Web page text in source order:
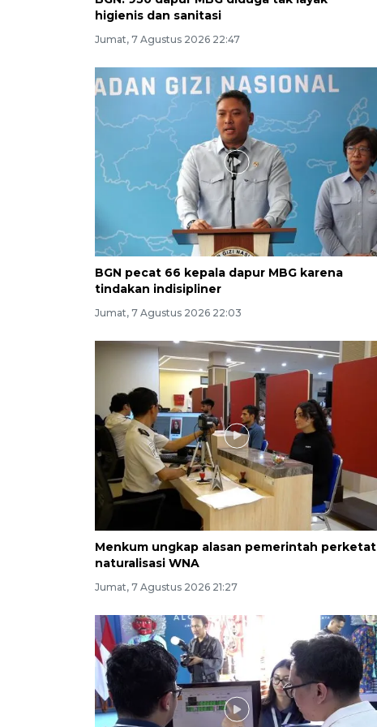
higienis dan sanitasi
Jumat, 7 Agustus 2026 22:47
BGN pecat 66 kepala dapur MBG karena
tindakan indisipliner
Jumat, 7 Agustus 2026 22:03
Menkum ungkap alasan pemerintah perketat
naturalisasi WNA
Jumat, 7 Agustus 2026 21:27